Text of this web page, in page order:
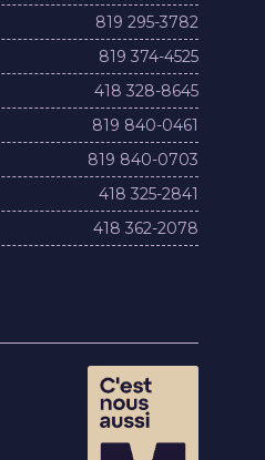
819 295-3782
819 374-4525
418 328-8645
819 840-0461
819 840-0703
418 325-2841
418 362-2078